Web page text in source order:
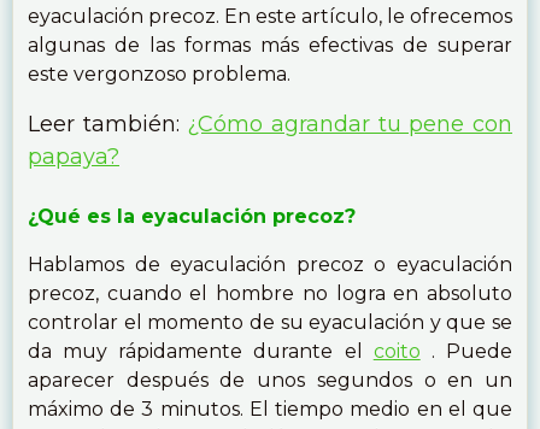
eyaculación precoz. En este artículo, le ofrecemos
algunas de las formas más efectivas de superar
este vergonzoso problema.
Leer también: ¿Cómo agrandar tu pene con
papaya?
¿Qué es la eyaculación precoz?
Hablamos de eyaculación precoz o eyaculación
precoz, cuando el hombre no logra en absoluto
controlar el momento de su eyaculación y que se
da muy rápidamente durante el coito . Puede
aparecer después de unos segundos o en un
máximo de 3 minutos. El tiempo medio en el que